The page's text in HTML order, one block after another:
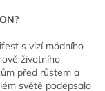
s vizí módního
životního
před růstem a
světě podepsalo